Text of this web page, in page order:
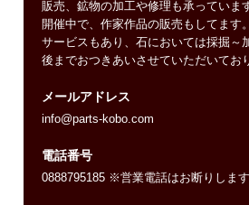
販売、鉱物の加工や修理も承っていま
開催中で、作家作品の販売もしてます
サービスもあり、石においては採掘～
後までおつきあいさせていただいてお
メールアドレス
info@parts-kobo.com
電話番号
0888795185 ※営業電話はお断りします